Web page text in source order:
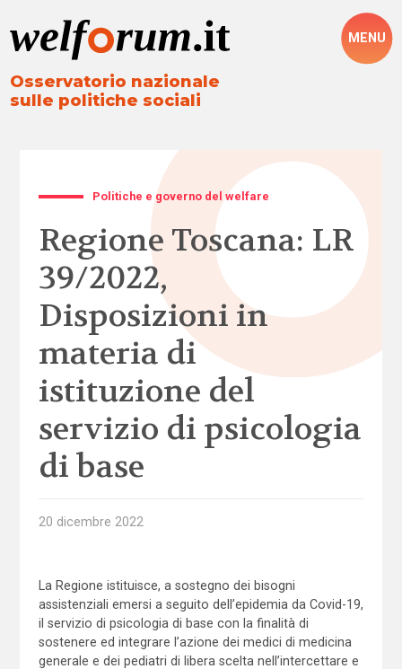
Osservatorio nazionale
sulle politiche sociali
MENU
Politiche e governo del welfare
Regione Toscana: LR
39/2022,
Disposizioni in
materia di
istituzione del
servizio di psicologia
di base
20 dicembre 2022
La Regione istituisce, a sostegno dei bisogni
assistenziali emersi a seguito dell’epidemia da Covid-19,
il servizio di psicologia di base con la finalità di
sostenere ed integrare l’azione dei medici di medicina
generale e dei pediatri di libera scelta nell’intercettare e